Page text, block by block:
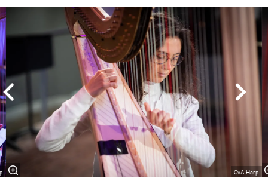
Overslaan
CvA Harp